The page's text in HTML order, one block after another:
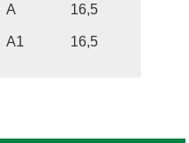
A
16,5
A1
16,5